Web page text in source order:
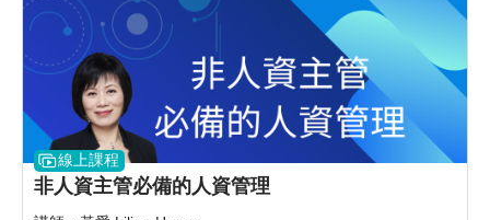
線上課程
非人資主管必備的人資管理